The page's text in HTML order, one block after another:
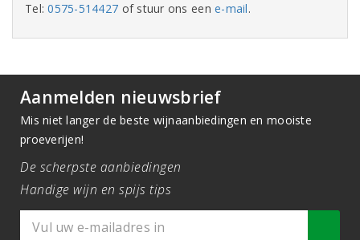
Tel:0575-514427 of stuur ons eene-mail.
Aanmelden nieuwsbrief
Mis niet langer de beste wijnaanbiedingen en mooiste
proeverijen!
De scherpste aanbiedingen
Handige wijn en spijs tips